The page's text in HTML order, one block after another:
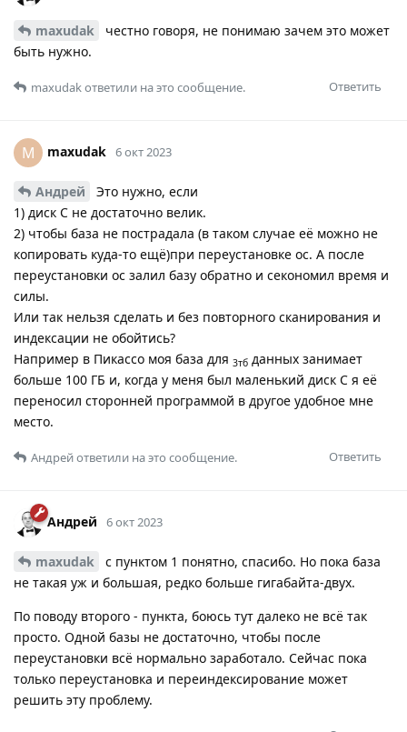
maxudak
честно говоря, не понимаю зачем это может
быть нужно.
Ответить
maxudakответили на это сообщение.
M maxudak 6 окт 2023
Андрей
Это нужно, если
1) диск С не достаточно велик.
2) чтобы база не пострадала (в таком случае её можно не
копировать куда-то ещё)при переустановке ос. А после
переустановки ос залил базу обратно и секономил время и
силы.
Или так нельзя сделать и без повторного сканирования и
индексации не обойтись?
Например в Пикассо моя база для 3тб данных занимает
больше 100 ГБ и, когда у меня был маленький диск С я её
переносил сторонней программой в другое удобное мне
место.
Ответить
Андрейответили на это сообщение.
Андрей 6 окт 2023
maxudak
с пунктом 1 понятно, спасибо. Но пока база
не такая уж и большая, редко больше гигабайта-двух.
По поводу второго - пункта, боюсь тут далеко не всё так
просто. Одной базы не достаточно, чтобы после
переустановки всё нормально заработало. Сейчас пока
только переустановка и переиндексирование может
решить эту проблему.